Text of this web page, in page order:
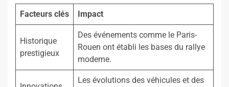
Facteurs clés Impact
Historique
prestigieux
Des événements comme le Paris-
Rouen ont établi les bases du rallye
moderne.
Les évolutions des véhicules et des